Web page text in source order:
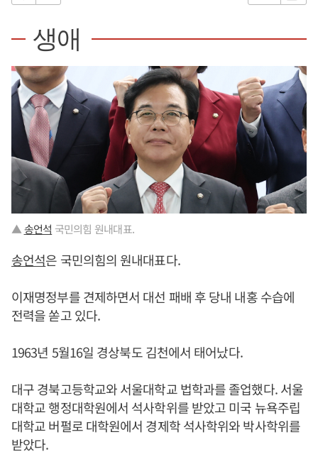
생애
▲송언석 국민의힘 원내대표.
송언석은 국민의힘의 원내대표다.
이재명정부를 견제하면서 대선 패배 후 당내 내홍 수습에
전력을 쏟고 있다.
1963년 5월16일 경상북도 김천에서 태어났다.
대구 경북고등학교와 서울대학교 법학과를 졸업했다. 서울
대학교 행정대학원에서 석사학위를 받았고 미국 뉴욕주립
대학교 버펄로 대학원에서 경제학 석사학위와 박사학위를
받았다.